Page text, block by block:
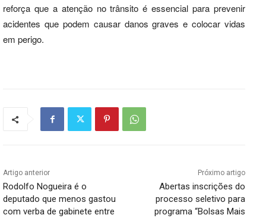
reforça que a atenção no trânsito é essencial para prevenir
acidentes que podem causar danos graves e colocar vidas
em perigo.
Artigo anterior
Rodolfo Nogueira é o
deputado que menos gastou
com verba de gabinete entre
Próximo artigo
Abertas inscrições do
processo seletivo para
programa “Bolsas Mais